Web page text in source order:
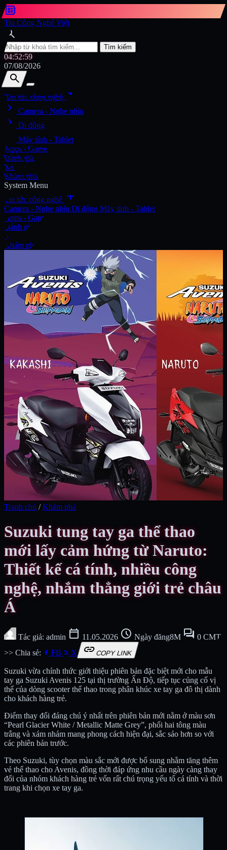
developer_board
Tin Công Nghệ Việt
search
Tìm kiếm
04:53:01
07/08/2026
search
search
Tin tức công nghệarrow_drop_down
chevron_right
Camera - Nghe nhìn
chevron_right Di động
Máy tính - Tablet
Apps - Game
Đánh giá
Xe
Khám phá
System Menu
Tin tức công nghệ add
Camera - Nghe nhìn Di động Máy tính - Tablet
Apps - Game
Đánh giá
Xe
Khám phá
Tranh chủ / Khám phá
Suzuki tung tay ga thể thao
mới lấy cảm hứng từ Naruto:
Thiết kế cá tính, nhiều công
nghệ, nhắm thẳng giới trẻ châu
Á
Tác giả: admin calendar_today 11.05.2026 schedule Ngày đăng8M forum 0 CMT
>> Chia sẻ:
FB X linkCOPY LINK
Suzuki vừa chính thức giới thiệu phiên bản đặc biệt mới cho mẫu
tay ga Suzuki Avenis 125 tại thị trường Ấn Độ, tiếp tục củng cố vị
thế của dòng scooter thể thao trong phân khúc xe tay ga đô thị dành
cho khách hàng trẻ.
Điểm thay đổi đáng chú ý nhất trên phiên bản mới nằm ở màu sơn
“Pearl Glacier White / Metallic Matte Grey”, phối hai tông màu
trắng và xám nhám mang phong cách hiện đại, sắc sảo hơn so với
các phiên bản trước.
Theo Suzuki, tùy chọn màu sắc mới được bổ sung nhằm tăng thêm
vẻ thể thao cho Avenis, đồng thời đáp ứng nhu cầu ngày càng thay
đổi của nhóm khách hàng trẻ vốn rất chú trọng yếu tố cá tính và thời
trang khi chọn xe tay ga.